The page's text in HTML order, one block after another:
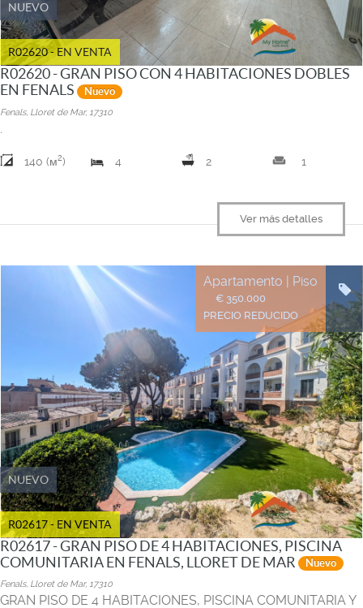
NUEVO
R02620 - EN VENTA
R02620 - GRAN PISO CON 4 HABITACIONES DOBLES
EN FENALS
Nuevo
Fenals, Lloret de Mar, 17310
140 (м2) 4 2 weekend 1
Ver más detalles
NUEVO
R02617 - EN VENTA
Apartamento | Piso
€ 350.000
PRECIO REDUCIDO
R02617 - GRAN PISO DE 4 HABITACIONES, PISCINA
COMUNITARIA EN FENALS, LLORET DE MAR
Nuevo
Fenals, Lloret de Mar, 17310
GRAN PISO DE 4 HABITACIONES, PISCINA COMUNITARIA Y